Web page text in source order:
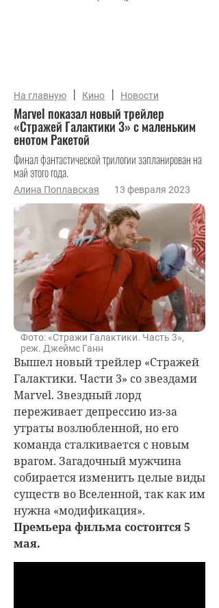
На главную | Кино | Новости
Marvel показал новый трейлер
«Стражей Галактики 3» с маленьким
енотом Ракетой
Финал фантастической трилогии запланирован на
май этого года.
Алина Поплавская 13 февраля 2023
Фото: «Стражи Галактики. Часть 3»,
реж. Джеймс Ганн
Вышел новый трейлер «Стражей
Галактики. Части 3» со звездами
Marvel. Звездный лорд
переживает депрессию из-за
утраты возлюбленной, но его
команда сталкивается с новым
врагом. Загадочный мужчина
собирается изменить целые виды
существ во Вселенной, так как им
нужна «модификация».
Премьера фильма состоится 5
мая.